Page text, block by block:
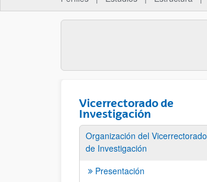
Vicerrectorado de
Investigación
Organización del Vicerrectorado
de Investigación
Presentación